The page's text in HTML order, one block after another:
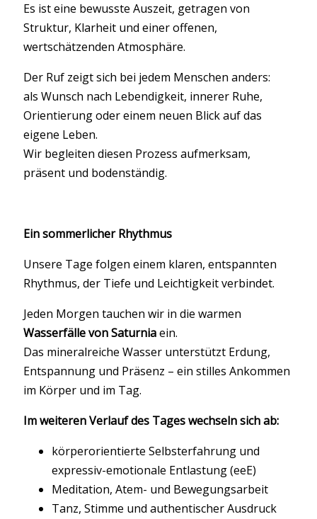
Es ist eine bewusste Auszeit, getragen von
Struktur, Klarheit und einer offenen,
wertschätzenden Atmosphäre.
Der Ruf zeigt sich bei jedem Menschen anders:
als Wunsch nach Lebendigkeit, innerer Ruhe,
Orientierung oder einem neuen Blick auf das
eigene Leben.
Wir begleiten diesen Prozess aufmerksam,
präsent und bodenständig.
Ein sommerlicher Rhythmus
Unsere Tage folgen einem klaren, entspannten
Rhythmus, der Tiefe und Leichtigkeit verbindet.
Jeden Morgen tauchen wir in die warmen
Wasserfälle von Saturniaein.
Das mineralreiche Wasser unterstützt Erdung,
Entspannung und Präsenz – ein stilles Ankommen
im Körper und im Tag.
Im weiteren Verlauf des Tages wechseln sich ab:
körperorientierte Selbsterfahrung und
expressiv-emotionale Entlastung (eeE)
Meditation, Atem- und Bewegungsarbeit
Tanz, Stimme und authentischer Ausdruck